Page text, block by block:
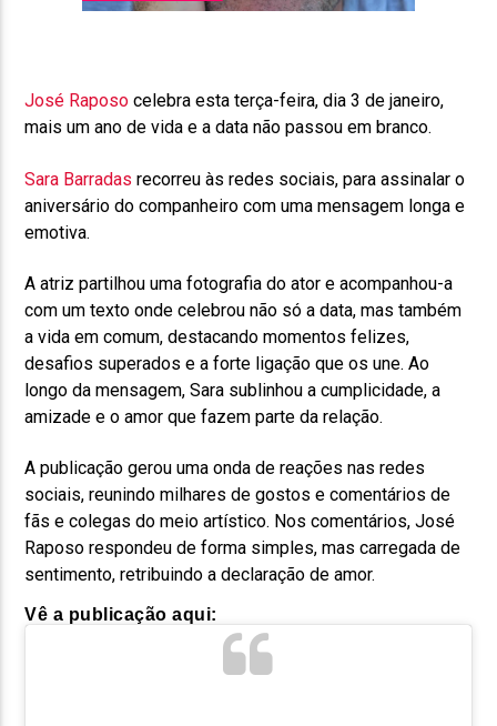
José Raposo celebra esta terça-feira, dia 3 de janeiro,
mais um ano de vida e a data não passou em branco.
Sara Barradas recorreu às redes sociais, para assinalar o
aniversário do companheiro com uma mensagem longa e
emotiva.
A atriz partilhou uma fotografia do ator e acompanhou-a
com um texto onde celebrou não só a data, mas também
a vida em comum, destacando momentos felizes,
desafios superados e a forte ligação que os une. Ao
longo da mensagem, Sara sublinhou a cumplicidade, a
amizade e o amor que fazem parte da relação.
A publicação gerou uma onda de reações nas redes
sociais, reunindo milhares de gostos e comentários de
fãs e colegas do meio artístico. Nos comentários, José
Raposo respondeu de forma simples, mas carregada de
sentimento, retribuindo a declaração de amor.
Vê a publicação aqui: